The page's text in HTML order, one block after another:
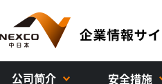
公司简介 安全措施